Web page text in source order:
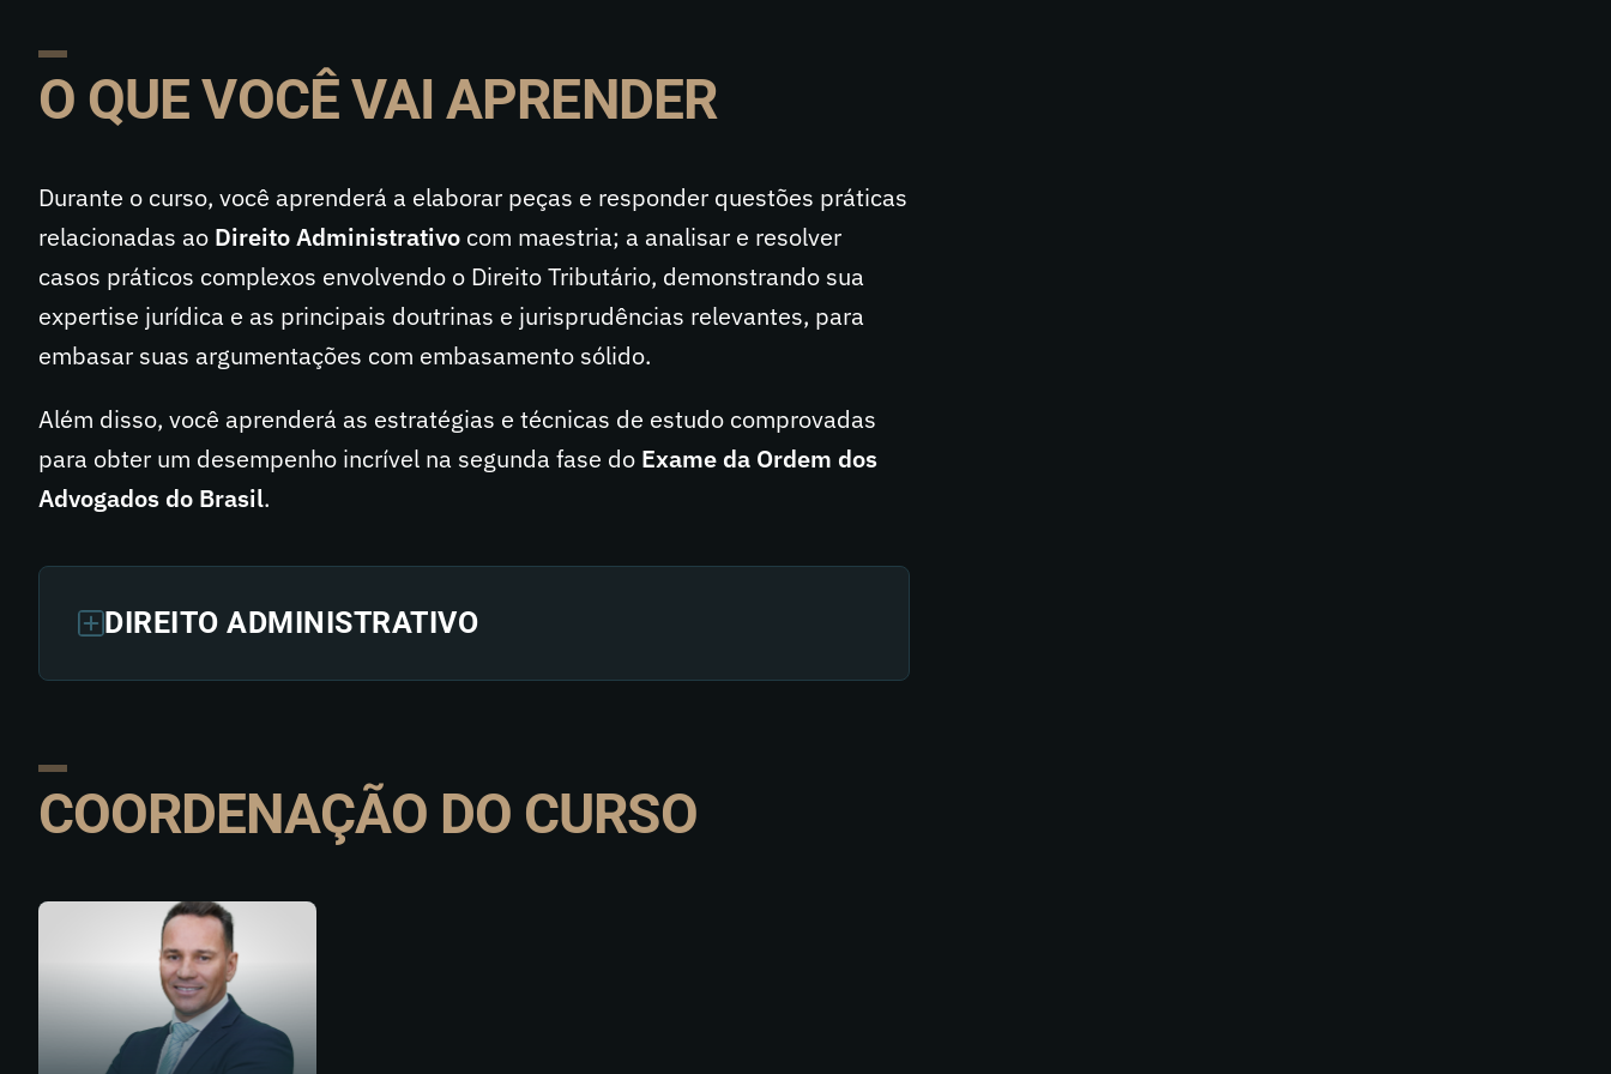
O QUE VOCÊ VAI APRENDER
Durante o curso, você aprenderá a elaborar peças e responder questões práticas
relacionadas ao Direito Administrativo com maestria; a analisar e resolver
casos práticos complexos envolvendo o Direito Tributário, demonstrando sua
expertise jurídica e as principais doutrinas e jurisprudências relevantes, para
embasar suas argumentações com embasamento sólido.
Além disso, você aprenderá as estratégias e técnicas de estudo comprovadas
para obter um desempenho incrível na segunda fase do Exame da Ordem dos
Advogados do Brasil.
DIREITO ADMINISTRATIVO
COORDENAÇÃO DO CURSO